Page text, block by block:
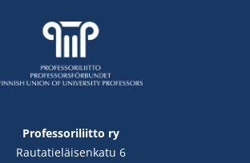
Professoriliitto ry
Rautatieläisenkatu 6